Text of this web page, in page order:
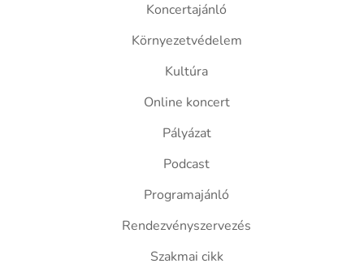
Koncertajánló
Környezetvédelem
Kultúra
Online koncert
Pályázat
Podcast
Programajánló
Rendezvényszervezés
Szakmai cikk